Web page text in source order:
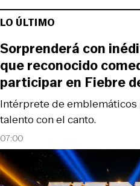
LO ÚLTIMO
07:00
Intérprete de
talento con el canto.
Sorprenderá con
que reconocido
participar en Fiebre